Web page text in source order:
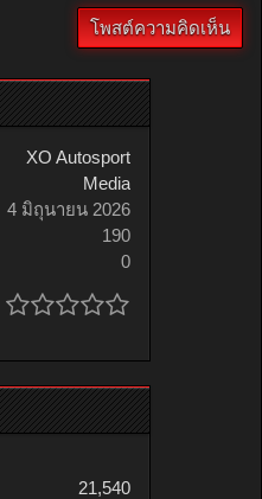
XO Autosport
Media
4 มิถุนายน 2026
190
0
21,540